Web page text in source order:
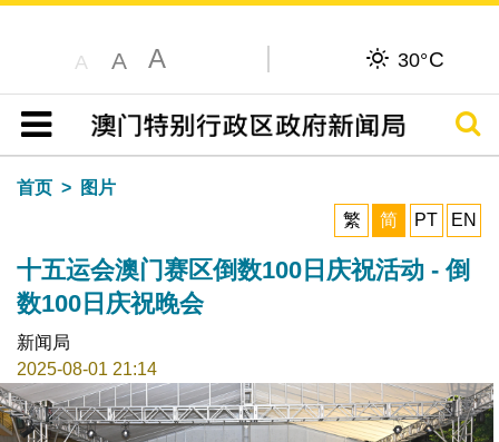
A A A 30°C
目录
搜寻
首页
图片
繁
简 PT EN
十五运会澳门赛区倒数100日庆祝活动 - 倒
数100日庆祝晚会
新闻局
2025-08-01 21:14